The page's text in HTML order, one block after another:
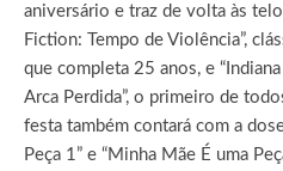
aniversário e traz de volta às
Fiction: Tempo de Violência”,
que completa 25 anos, e
Arca Perdida”, o primeiro de
festa também contará com a
Peça 1” e “Minha Mãe É uma